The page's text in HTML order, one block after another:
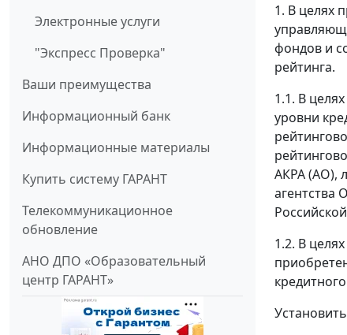
Электронные услуги
"Экспресс Проверка"
Ваши преимущества
Информационный банк
Информационные материалы
Купить систему ГАРАНТ
Телекоммуникационное
обновление
АНО ДПО «Образовательный
центр ГАРАНТ»
1. В целях
фондов и
рейтинга.
1.1. В
уровни
АКРА (АО),
агентства
1.2. В